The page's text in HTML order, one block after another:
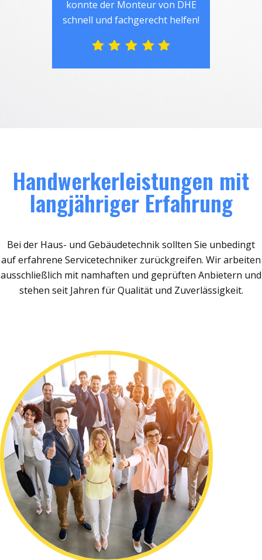
konnte der Monteur von DHE
schnell und fachgerecht helfen!
Handwerkerleistungen mit
langjähriger Erfahrung
Bei der Haus- und Gebäudetechnik sollten Sie unbedingt
auf erfahrene Servicetechniker zurückgreifen. Wir arbeiten
ausschließlich mit namhaften und geprüften Anbietern und
stehen seit Jahren für Qualität und Zuverlässigkeit.